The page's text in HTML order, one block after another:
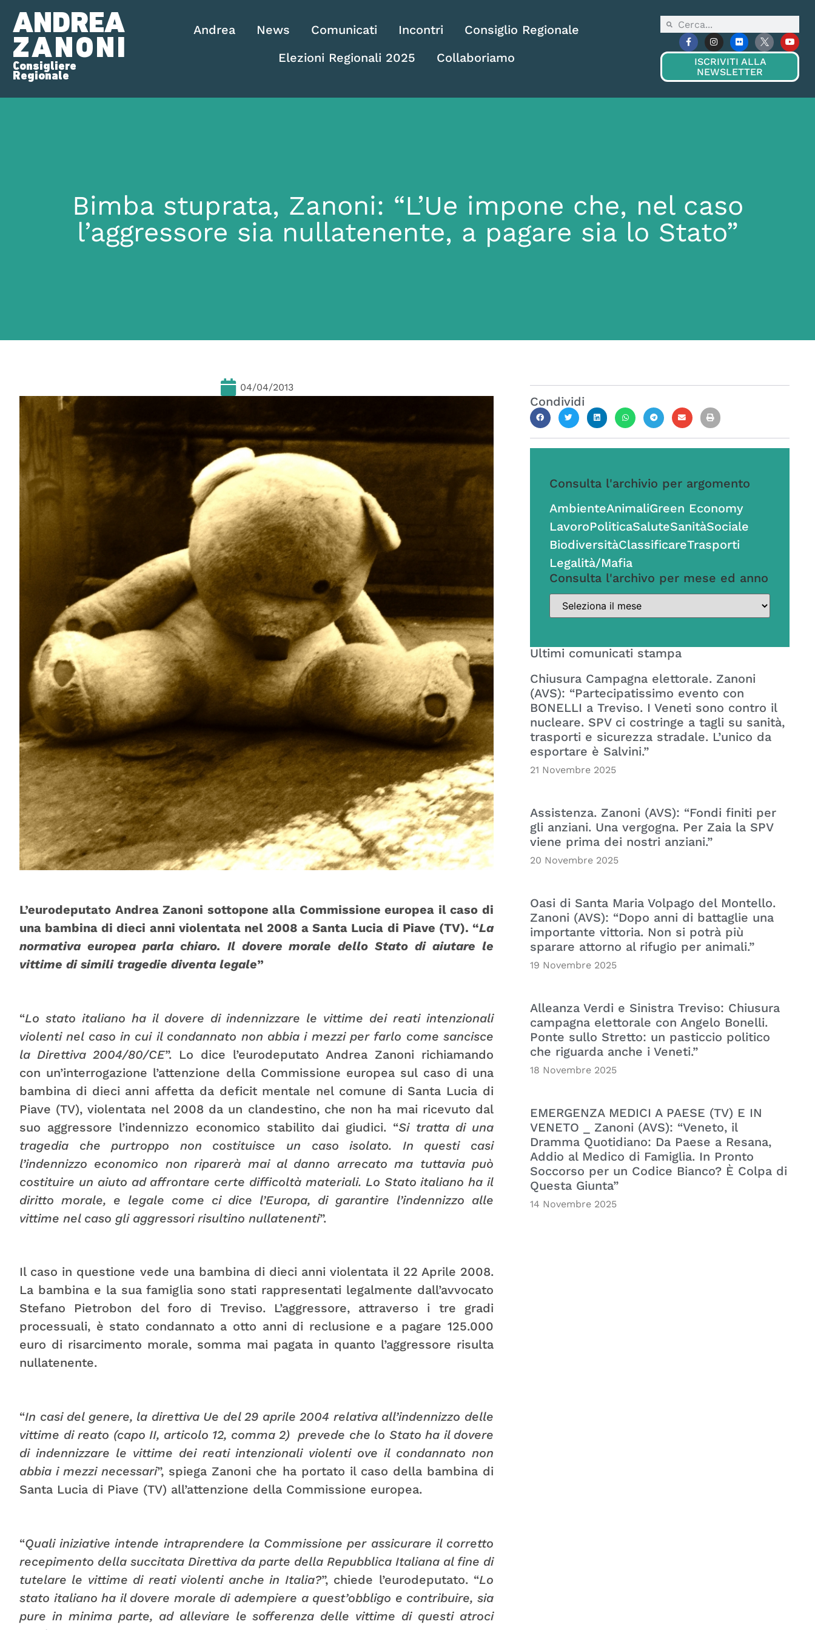
ANDREA
ZANONI
Consigliere
Regionale
Andrea News Comunicati Incontri
Consiglio Regionale
Elezioni Regionali 2025
Collaboriamo
ISCRIVITI ALLA
NEWSLETTER
Bimba stuprata, Zanoni: “L’Ue impone che, nel caso
l’aggressore sia nullatenente, a pagare sia lo Stato”
04/04/2013
L’eurodeputato Andrea Zanoni sottopone alla Commissione europea il caso di
una bambina di dieci anni violentata nel 2008 a Santa Lucia di Piave (TV). “La
normativa europea parla chiaro. Il dovere morale dello Stato di aiutare le
vittime di simili tragedie diventa legale”
“Lo stato italiano ha il dovere di indennizzare le vittime dei reati intenzionali
violenti nel caso in cui il condannato non abbia i mezzi per farlo come sancisce
la Direttiva 2004/80/CE”. Lo dice l’eurodeputato Andrea Zanoni richiamando
con un’interrogazione l’attenzione della Commissione europea sul caso di una
bambina di dieci anni affetta da deficit mentale nel comune di Santa Lucia di
Piave (TV), violentata nel 2008 da un clandestino, che non ha mai ricevuto dal
suo aggressore l’indennizzo economico stabilito dai giudici. “Si tratta di una
tragedia che purtroppo non costituisce un caso isolato. In questi casi
l’indennizzo economico non riparerà mai al danno arrecato ma tuttavia può
costituire un aiuto ad affrontare certe difficoltà materiali. Lo Stato italiano ha il
diritto morale, e legale come ci dice l’Europa, di garantire l’indennizzo alle
vittime nel caso gli aggressori risultino nullatenenti”.
Il caso in questione vede una bambina di dieci anni violentata il 22 Aprile 2008.
La bambina e la sua famiglia sono stati rappresentati legalmente dall’avvocato
Stefano Pietrobon del foro di Treviso. L’aggressore, attraverso i tre gradi
processuali, è stato condannato a otto anni di reclusione e a pagare 125.000
euro di risarcimento morale, somma mai pagata in quanto l’aggressore risulta
nullatenente.
“In casi del genere, la direttiva Ue del 29 aprile 2004 relativa all’indennizzo delle
vittime di reato (capo II, articolo 12, comma 2) prevede che lo Stato ha il dovere
di indennizzare le vittime dei reati intenzionali violenti ove il condannato non
abbia i mezzi necessari”, spiega Zanoni che ha portato il caso della bambina di
Santa Lucia di Piave (TV) all’attenzione della Commissione europea.
“Quali iniziative intende intraprendere la Commissione per assicurare il corretto
recepimento della succitata Direttiva da parte della Repubblica Italiana al fine di
tutelare le vittime di reati violenti anche in Italia?”, chiede l’eurodeputato. “Lo
stato italiano ha il dovere morale di adempiere a quest’obbligo e contribuire, sia
pure in minima parte, ad alleviare le sofferenza delle vittime di questi atroci
Condividi
Consulta l'archivio per argomento
AmbienteAnimaliGreen Economy
LavoroPoliticaSaluteSanitàSociale
BiodiversitàClassificareTrasporti
Legalità/Mafia
Consulta l'archivo per mese ed anno
Ultimi comunicati stampa
Chiusura Campagna elettorale. Zanoni
(AVS): “Partecipatissimo evento con
BONELLI a Treviso. I Veneti sono contro il
nucleare. SPV ci costringe a tagli su sanità,
trasporti e sicurezza stradale. L’unico da
esportare è Salvini.”
21 Novembre 2025
Assistenza. Zanoni (AVS): “Fondi finiti per
gli anziani. Una vergogna. Per Zaia la SPV
viene prima dei nostri anziani.”
20 Novembre 2025
Oasi di Santa Maria Volpago del Montello.
Zanoni (AVS): “Dopo anni di battaglie una
importante vittoria. Non si potrà più
sparare attorno al rifugio per animali.”
19 Novembre 2025
Alleanza Verdi e Sinistra Treviso: Chiusura
campagna elettorale con Angelo Bonelli.
Ponte sullo Stretto: un pasticcio politico
che riguarda anche i Veneti.”
18 Novembre 2025
EMERGENZA MEDICI A PAESE (TV) E IN
VENETO _ Zanoni (AVS): “Veneto, il
Dramma Quotidiano: Da Paese a Resana,
Addio al Medico di Famiglia. In Pronto
Soccorso per un Codice Bianco? È Colpa di
Questa Giunta”
14 Novembre 2025